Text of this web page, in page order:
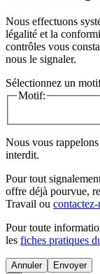
Nous effectuons
légalité et la
contrôles vous
nous le signaler.
Sélectionnez un
Motif:
Nous vous
interdit.
Pour tout
offre déjà pourvue,
Travail ou
Pour toute
les fiches pratiques
Annuler